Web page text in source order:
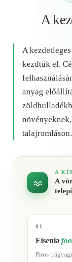
A
A
kezdtük el.
anyag
talajromláson.
A
A
01
Eisenia
Piros